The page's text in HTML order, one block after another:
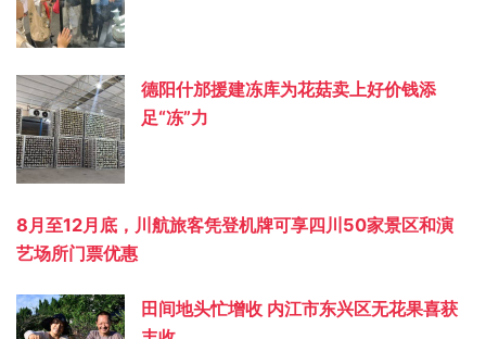
德阳什邡援建冻库为花菇卖上好价钱添
足“冻”力
8月至12月底，川航旅客凭登机牌可享四川50家景区和演
艺场所门票优惠
田间地头忙增收 内江市东兴区无花果喜获